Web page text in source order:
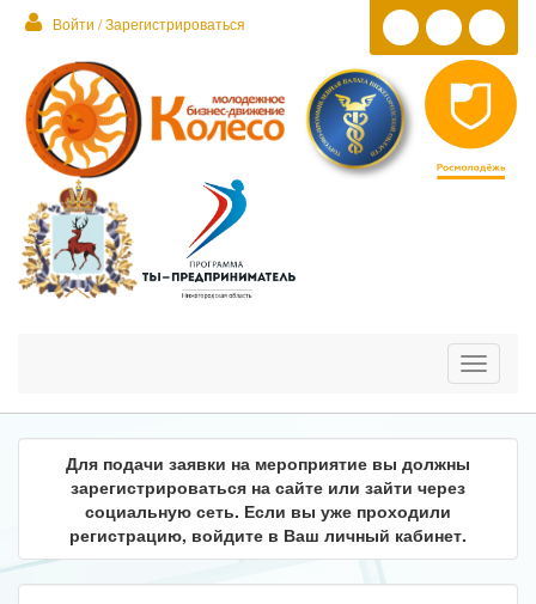
Войти / Зарегистрироваться
Toggle
Для подачи заявки на мероприятие вы должны
зарегистрироваться на сайте или зайти через
социальную сеть. Если вы уже проходили
регистрацию, войдите в Ваш личный кабинет.